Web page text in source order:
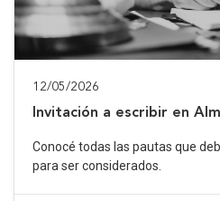
12/05/2026
Invitación a escribir en
Conocé todas las pautas que
para ser considerados.